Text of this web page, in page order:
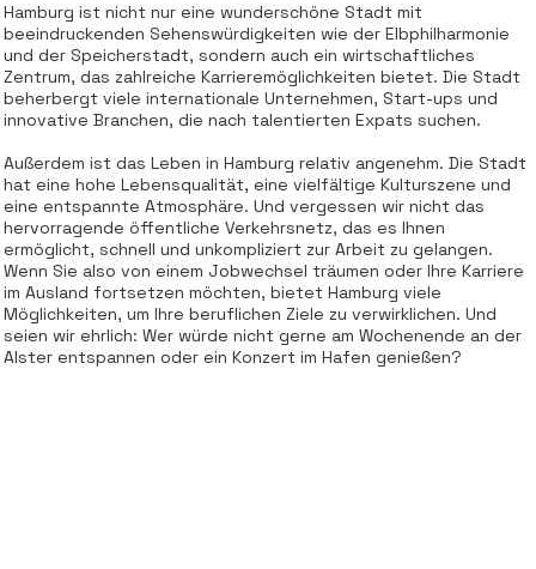
Hamburg ist nicht nur eine wunderschöne Stadt mit
beeindruckenden Sehenswürdigkeiten wie der Elbphilharmonie
und der Speicherstadt, sondern auch ein wirtschaftliches
Zentrum, das zahlreiche Karrieremöglichkeiten bietet. Die Stadt
beherbergt viele internationale Unternehmen, Start-ups und
innovative Branchen, die nach talentierten Expats suchen.
Außerdem ist das Leben in Hamburg relativ angenehm. Die Stadt
hat eine hohe Lebensqualität, eine vielfältige Kulturszene und
eine entspannte Atmosphäre. Und vergessen wir nicht das
hervorragende öffentliche Verkehrsnetz, das es Ihnen
ermöglicht, schnell und unkompliziert zur Arbeit zu gelangen.
Wenn Sie also von einem Jobwechsel träumen oder Ihre Karriere
im Ausland fortsetzen möchten, bietet Hamburg viele
Möglichkeiten, um Ihre beruflichen Ziele zu verwirklichen. Und
seien wir ehrlich: Wer würde nicht gerne am Wochenende an der
Alster entspannen oder ein Konzert im Hafen genießen?